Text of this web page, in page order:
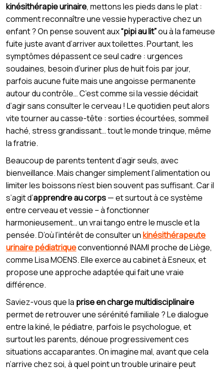
kinésithérapie urinaire, mettons les pieds dans le plat :
comment reconnaître une vessie hyperactive chez un
enfant ? On pense souvent aux“pipi au lit”ou à la fameuse
fuite juste avant d’arriver aux toilettes. Pourtant, les
symptômes dépassent ce seul cadre : urgences
soudaines, besoin d’uriner plus de huit fois par jour,
parfois aucune fuite mais une angoisse permanente
autour du contrôle… C’est comme si la vessie décidait
d’agir sans consulter le cerveau ! Le quotidien peut alors
vite tourner au casse-tête : sorties écourtées, sommeil
haché, stress grandissant… tout le monde trinque, même
la fratrie.
Beaucoup de parents tentent d’agir seuls, avec
bienveillance. Mais changer simplement l’alimentation ou
limiter les boissons n’est bien souvent pas suffisant. Car il
s’agit d’apprendre au corps— et surtout à ce système
entre cerveau et vessie – à fonctionner
harmonieusement… un vrai tango entre le muscle et la
pensée. D’où l’intérêt de consulter unkinésithérapeute
urinaire pédiatriqueconventionné INAMI proche de Liège,
comme Lisa MOENS. Elle exerce au cabinet à Esneux, et
propose une approche adaptée qui fait une vraie
différence.
Saviez-vous que la prise en charge multidisciplinaire
permet de retrouver une sérénité familiale ? Le dialogue
entre la kiné, le pédiatre, parfois le psychologue, et
surtout les parents, dénoue progressivement ces
situations accaparantes. On imagine mal, avant que cela
n’arrive chez soi, à quel point un trouble urinaire peut